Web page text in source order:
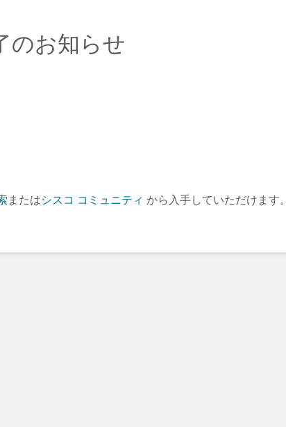
のお知らせ
またはシスコ コミュニティ から入手していただけます。